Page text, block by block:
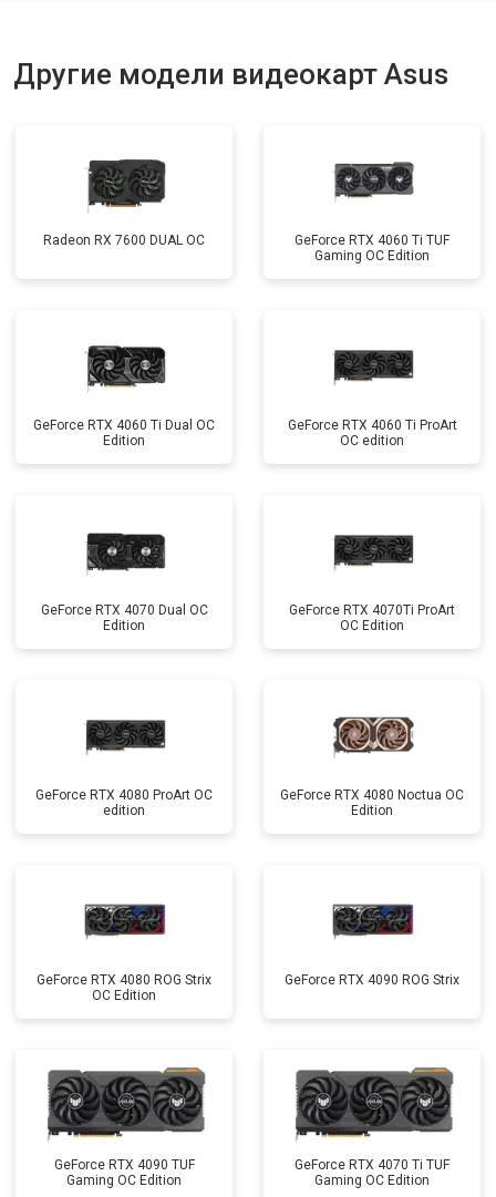
Другие модели видеокарт Asus
Radeon RX 7600 DUAL OC
GeForce RTX 4060 Ti TUF
Gaming OC Edition
GeForce RTX 4060 Ti Dual OC
Edition
GeForce RTX 4060 Ti ProArt
OC edition
GeForce RTX 4070 Dual OC
Edition
GeForce RTX 4070Ti ProArt
OC Edition
GeForce RTX 4080 ProArt OC
edition
GeForce RTX 4080 Noctua OC
Edition
GeForce RTX 4080 ROG Strix
OC Edition
GeForce RTX 4090 ROG Strix
GeForce RTX 4090 TUF
Gaming OC Edition
GeForce RTX 4070 Ti TUF
Gaming OC Edition